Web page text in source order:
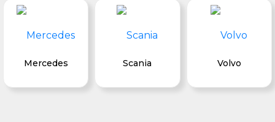
Mercedes Scania Volvo